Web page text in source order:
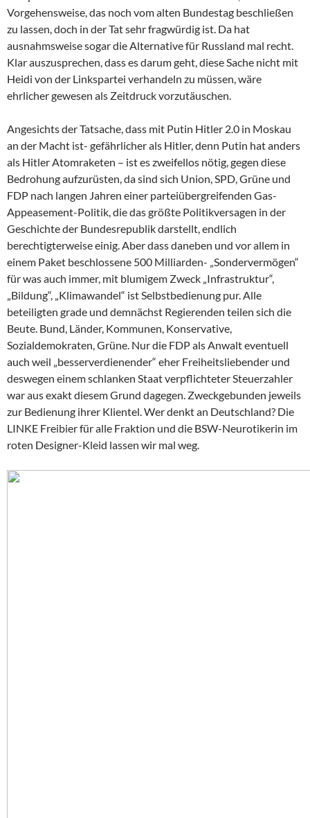
Vorgehensweise, das noch vom alten Bundestag beschließen
zu lassen, doch in der Tat sehr fragwürdig ist. Da hat
ausnahmsweise sogar die Alternative für Russland mal recht.
Klar auszusprechen, dass es darum geht, diese Sache nicht mit
Heidi von der Linkspartei verhandeln zu müssen, wäre
ehrlicher gewesen als Zeitdruck vorzutäuschen.
Angesichts der Tatsache, dass mit Putin Hitler 2.0 in Moskau
an der Macht ist- gefährlicher als Hitler, denn Putin hat anders
als Hitler Atomraketen – ist es zweifellos nötig, gegen diese
Bedrohung aufzurüsten, da sind sich Union, SPD, Grüne und
FDP nach langen Jahren einer parteiübergreifenden Gas-
Appeasement-Politik, die das größte Politikversagen in der
Geschichte der Bundesrepublik darstellt, endlich
berechtigterweise einig. Aber dass daneben und vor allem in
einem Paket beschlossene 500 Milliarden- „Sondervermögen“
für was auch immer, mit blumigem Zweck „Infrastruktur“,
„Bildung“, „Klimawandel“ ist Selbstbedienung pur. Alle
beteiligten grade und demnächst Regierenden teilen sich die
Beute. Bund, Länder, Kommunen, Konservative,
Sozialdemokraten, Grüne. Nur die FDP als Anwalt eventuell
auch weil „besserverdienender“ eher Freiheitsliebender und
deswegen einem schlanken Staat verpflichteter Steuerzahler
war aus exakt diesem Grund dagegen. Zweckgebunden jeweils
zur Bedienung ihrer Klientel. Wer denkt an Deutschland? Die
LINKE Freibier für alle Fraktion und die BSW-Neurotikerin im
roten Designer-Kleid lassen wir mal weg.